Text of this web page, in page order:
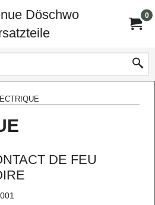
Döschwo
0
DE FEU